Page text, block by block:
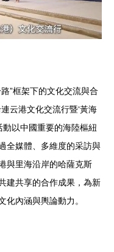
”框架下的文化交流與合
云港文化交流行暨‘黃海
動以中國重要的海陸樞紐
全媒體、多維度的采訪與
與里海沿岸的哈薩克斯
建共享的合作成果，為新
化內涵與輿論動力。